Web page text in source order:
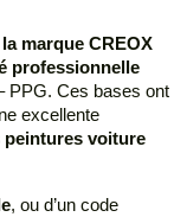
marque CREOX
professionnelle
PPG. Ces bases ont
excellente
peintures voiture
, ou d’un code